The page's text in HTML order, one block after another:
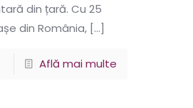
din țară. Cu 25
din România, […]
Află mai multe